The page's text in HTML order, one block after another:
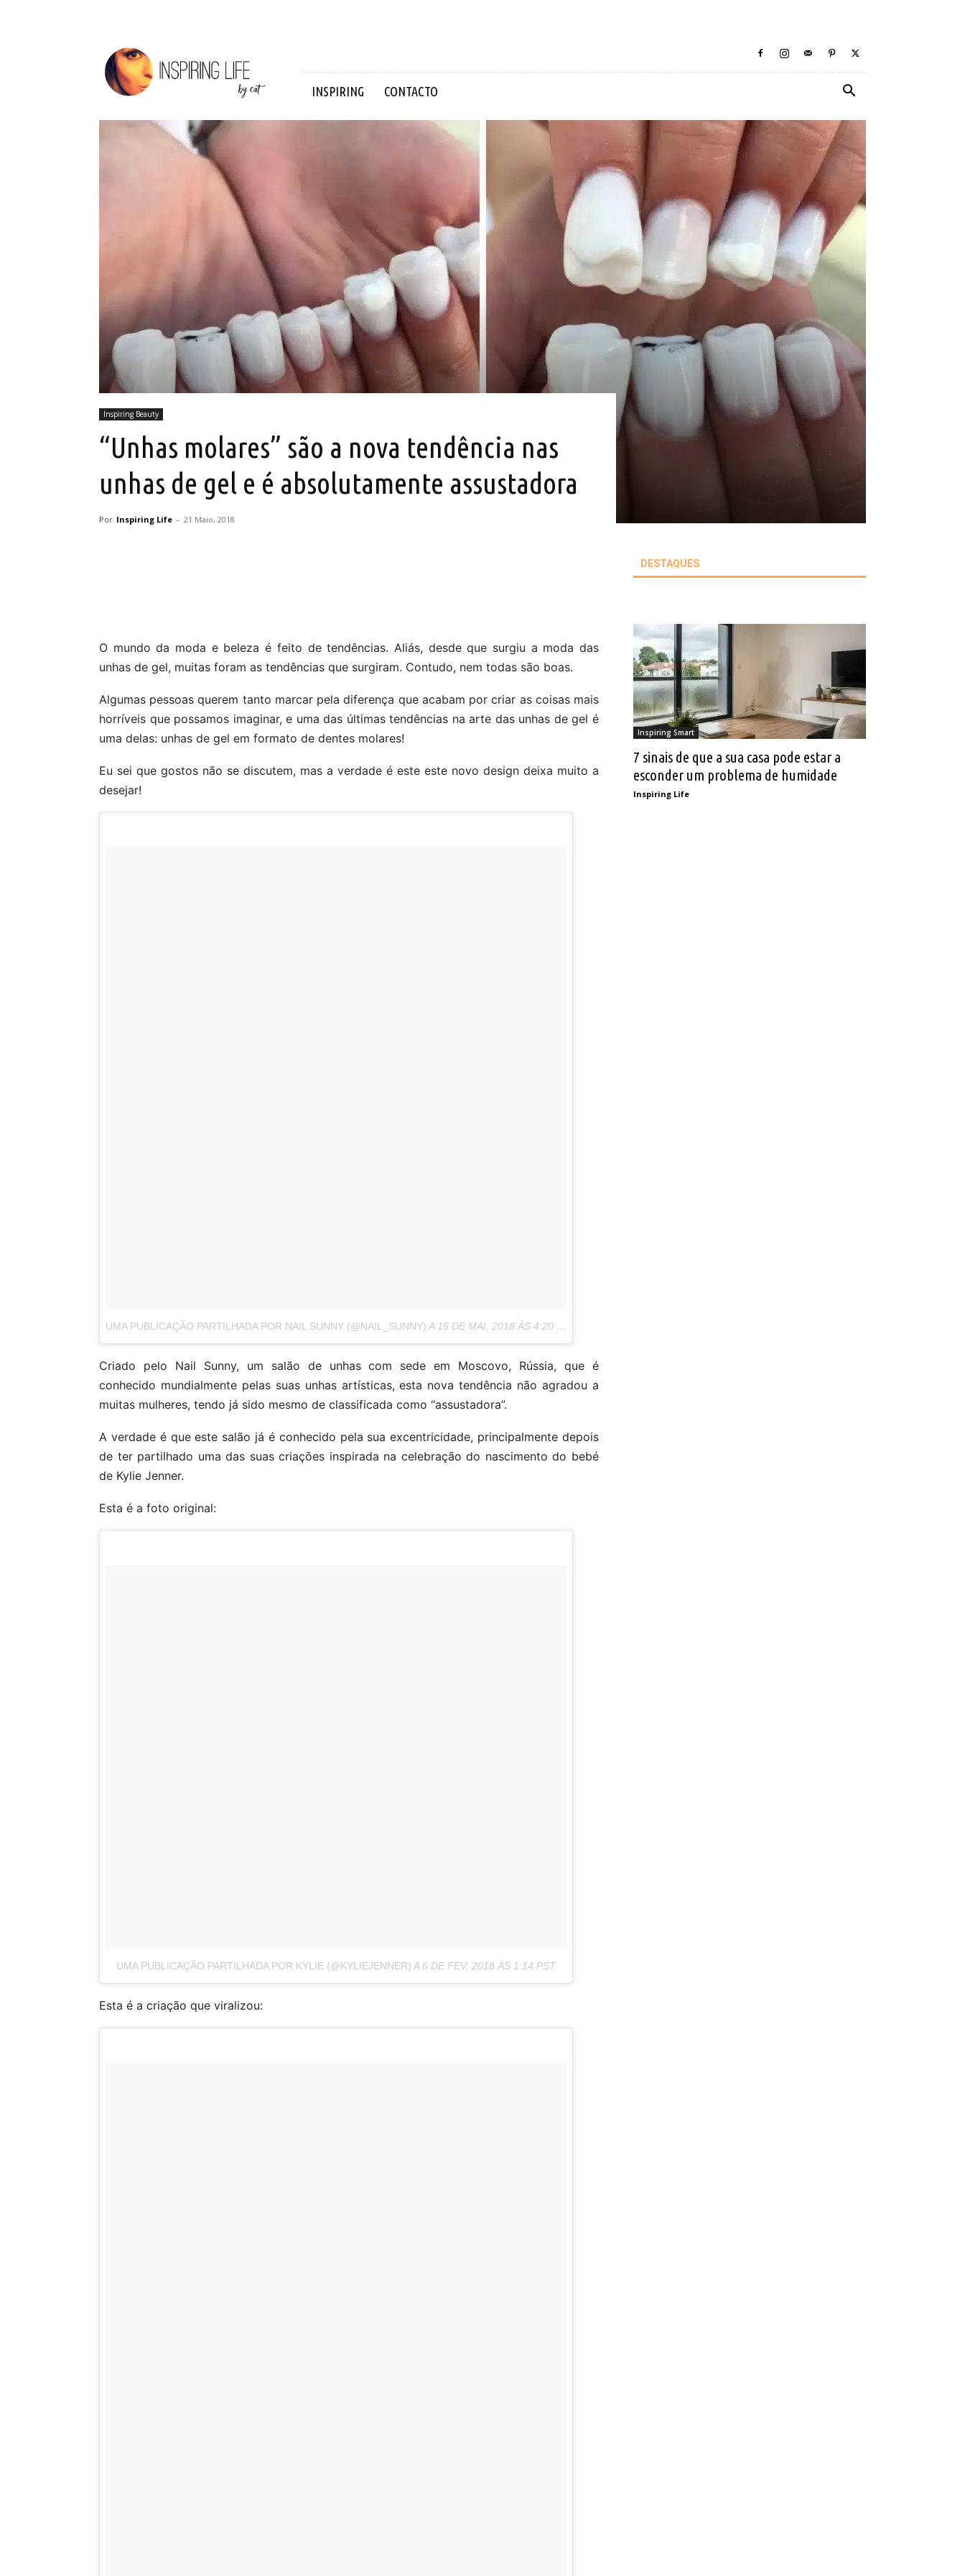
Inspiring
Life
INSPIRING CONTACTO
Inspiring Beauty
“Unhas molares” são a nova tendência nas
unhas de gel e é absolutamente assustadora
Por Inspiring Life - 21 Maio, 2018
O mundo da moda e beleza é feito de tendências. Aliás, desde que surgiu a moda das
unhas de gel, muitas foram as tendências que surgiram. Contudo, nem todas são boas.
Algumas pessoas querem tanto marcar pela diferença que acabam por criar as coisas mais
horríveis que possamos imaginar, e uma das últimas tendências na arte das unhas de gel é
uma delas: unhas de gel em formato de dentes molares!
Eu sei que gostos não se discutem, mas a verdade é este este novo design deixa muito a
desejar!
UMA PUBLICAÇÃO PARTILHADA POR NAIL SUNNY (@NAIL_SUNNY) A 15 DE MAI, 2018 ÀS 4:20 PDT
Criado pelo Nail Sunny, um salão de unhas com sede em Moscovo, Rússia, que é
conhecido mundialmente pelas suas unhas artísticas, esta nova tendência não agradou a
muitas mulheres, tendo já sido mesmo de classificada como “assustadora”.
A verdade é que este salão já é conhecido pela sua excentricidade, principalmente depois
de ter partilhado uma das suas criações inspirada na celebração do nascimento do bebé
de Kylie Jenner.
Esta é a foto original:
UMA PUBLICAÇÃO PARTILHADA POR KYLIE (@KYLIEJENNER) A 6 DE FEV, 2018 ÀS 1:14 PST
Esta é a criação que viralizou:
DESTAQUES
Inspiring Smart
7 sinais de que a sua casa pode estar a
esconder um problema de humidade
Inspiring Life